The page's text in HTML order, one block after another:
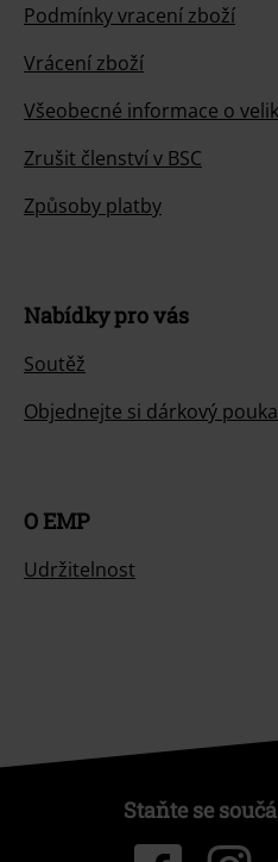
Podmínky vracení zboží
Vrácení zboží
Všeobecné informace o
Zrušit členství v BSC
Způsoby platby
Nabídky pro vás
Soutěž
Objednejte si dárkový
O EMP
Udržitelnost
Staňte se